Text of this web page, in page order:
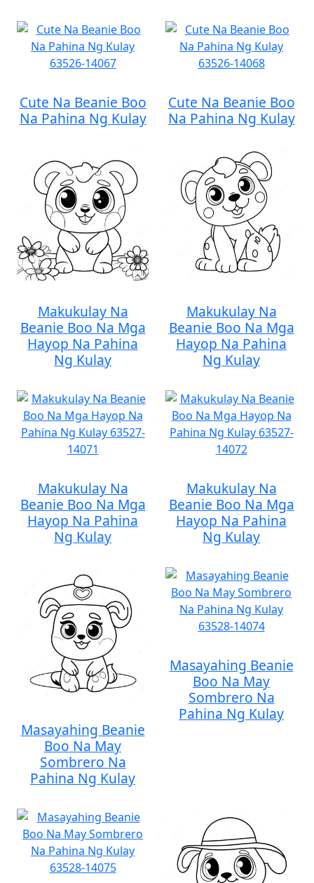
Cute Na Beanie Boo
Na Pahina Ng Kulay
Cute Na Beanie Boo
Na Pahina Ng Kulay
Makukulay Na
Beanie Boo Na Mga
Hayop Na Pahina
Ng Kulay
Makukulay Na
Beanie Boo Na Mga
Hayop Na Pahina
Ng Kulay
Makukulay Na
Beanie Boo Na Mga
Hayop Na Pahina
Ng Kulay
Makukulay Na
Beanie Boo Na Mga
Hayop Na Pahina
Ng Kulay
Masayahing Beanie
Boo Na May
Sombrero Na
Pahina Ng Kulay
Masayahing Beanie
Boo Na May
Sombrero Na
Pahina Ng Kulay